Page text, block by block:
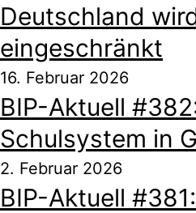
Deutschland
eingeschränkt
16. Februar 2026
BIP-Aktuell
Schulsystem in
2. Februar 2026
BIP-Aktuell